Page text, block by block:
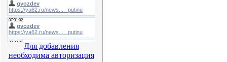
Для добавления
необходима авторизация